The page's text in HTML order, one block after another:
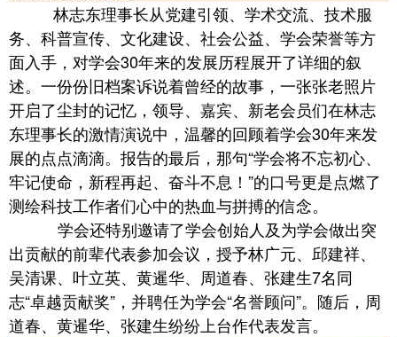
林志东理事长从党建引领、学术交流、技术服
务、科普宣传、文化建设、社会公益、学会荣誉等方
面入手，对学会30年来的发展历程展开了详细的叙
述。一份份旧档案诉说着曾经的故事，一张张老照片
开启了尘封的记忆，领导、嘉宾、新老会员们在林志
东理事长的激情演说中，温馨的回顾着学会30年来发
展的点点滴滴。报告的最后，那句“学会将不忘初心、
牢记使命，新程再起、奋斗不息！”的口号更是点燃了
测绘科技工作者们心中的热血与拼搏的信念。
学会还特别邀请了学会创始人及为学会做出突
出贡献的前辈代表参加会议，授予林广元、邱建祥、
吴清课、叶立英、黄暹华、周道春、张建生7名同
志“卓越贡献奖”，并聘任为学会“名誉顾问”。随后，周
道春、黄暹华、张建生纷纷上台作代表发言。